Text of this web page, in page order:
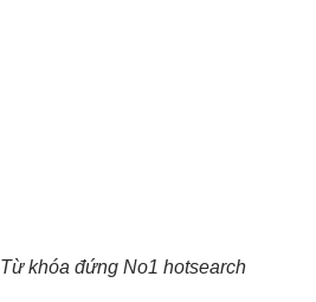
Từ khóa đứng No1 hotsearch